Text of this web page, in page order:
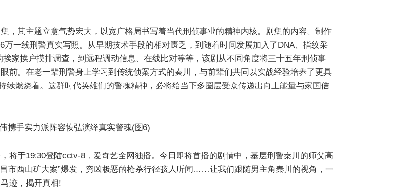
，其主题立意气势宏大，以宽广格局书写着当代刑侦事业的精神内核。剧集的内容、制作
万一线刑警真实写照。从早期技术手段的相对匮乏，到随着时间发展加入了DNA、指纹采
家挨户摸排调查，到远程调动信息、在线比对等等，该剧从不同角度将三十五年刑侦事
前。在老一辈刑警身上学习到传统侦案方式的秦川，与前辈们共同以实战经验培养了更具
续燃烧着。这群时代英雄们的警魂精神，必将给当下多圈层受众传递出向上能量与家国信
将于19:30登陆cctv-8，爱奇艺全网独播。今日即将首播的剧情中，基层刑警秦川的师父高
市西山矿大案”爆发，穷凶极恶的枪杀行径骇人听闻……让我们跟随男主角秦川的视角，一
迹，揭开真相!